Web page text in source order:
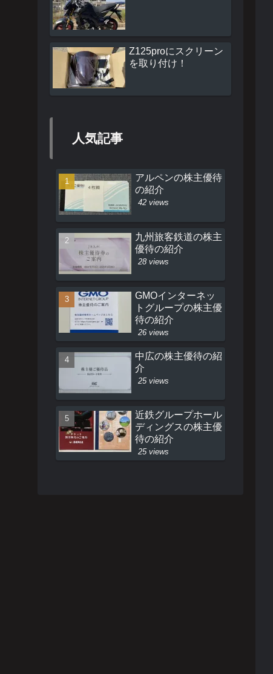
Z125proにスクリーン
を取り付け！
人気記事
アルペンの株主優待
の紹介
42 views
九州旅客鉄道の株主
優待の紹介
28 views
GMOインターネッ
トグループの株主優
待の紹介
26 views
中広の株主優待の紹
介
25 views
近鉄グループホール
ディングスの株主優
待の紹介
25 views